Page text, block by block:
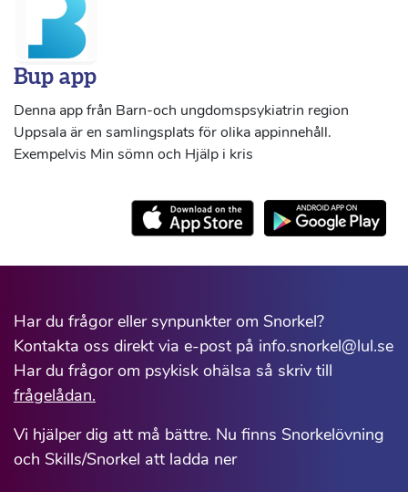
Bup app
Denna app från Barn-och ungdomspsykiatrin region
Uppsala är en samlingsplats för olika appinnehåll.
Exempelvis Min sömn och Hjälp i kris
Har du frågor eller synpunkter om Snorkel?
Kontakta oss direkt via e-post på info.snorkel@lul.se
Har du frågor om psykisk ohälsa så skriv till
frågelådan.
Vi hjälper dig att må bättre. Nu finns Snorkelövning
och Skills/Snorkel att ladda ner